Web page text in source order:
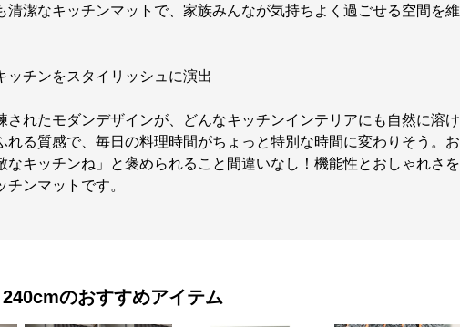
清潔なキッチンマットで、家族みんなが気持ちよく過ごせる空間を維
ッチンをスタイリッシュに演出
されたモダンデザインが、どんなキッチンインテリアにも自然に溶け
れる質感で、毎日の料理時間がちょっと特別な時間に変わりそう。お
なキッチンね」と褒められること間違いなし！機能性とおしゃれさを
ンマットです。
240cmのおすすめアイテム